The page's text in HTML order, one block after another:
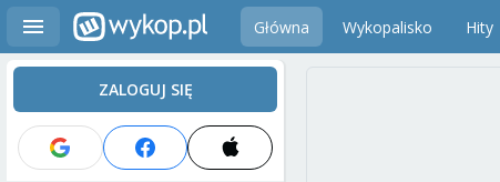
Główna Wykopalisko Hity
ZALOGUJ SIĘ